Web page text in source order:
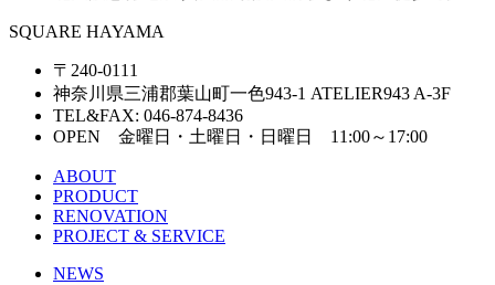
SQUARE HAYAMA
〒240-0111
神奈川県三浦郡葉山町一色943-1 ATELIER943 A-3F
TEL&FAX: 046-874-8436
OPEN 金曜日・土曜日・日曜日 11:00～17:00
ABOUT
PRODUCT
RENOVATION
PROJECT & SERVICE
NEWS